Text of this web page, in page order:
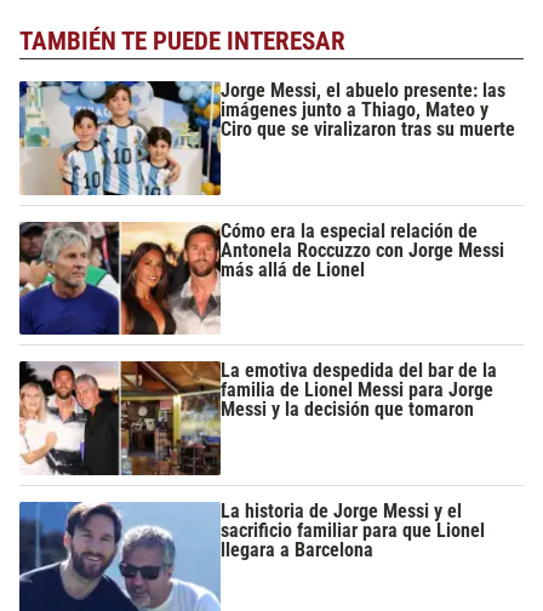
TAMBIÉN TE PUEDE INTERESAR
Jorge Messi, el abuelo presente: las
imágenes junto a Thiago, Mateo y
Ciro que se viralizaron tras su muerte
Cómo era la especial relación de
Antonela Roccuzzo con Jorge Messi
más allá de Lionel
La emotiva despedida del bar de la
familia de Lionel Messi para Jorge
Messi y la decisión que tomaron
La historia de Jorge Messi y el
sacrificio familiar para que Lionel
llegara a Barcelona